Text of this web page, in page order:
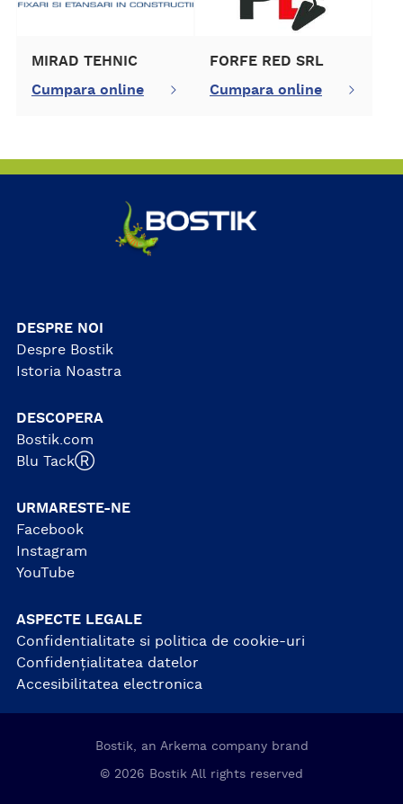
MIRAD TEHNIC
Cumpara online
FORFE RED SRL
Cumpara online
DESPRE NOI
Despre Bostik
Istoria Noastra
DESCOPERA
Bostik.com
Blu TackⓇ
URMARESTE-NE
Facebook
Instagram
YouTube
ASPECTE LEGALE
Confidentialitate si politica de cookie-uri
Confidențialitatea datelor
Accesibilitatea electronica
Bostik, an Arkema company brand
© 2026 Bostik All rights reserved